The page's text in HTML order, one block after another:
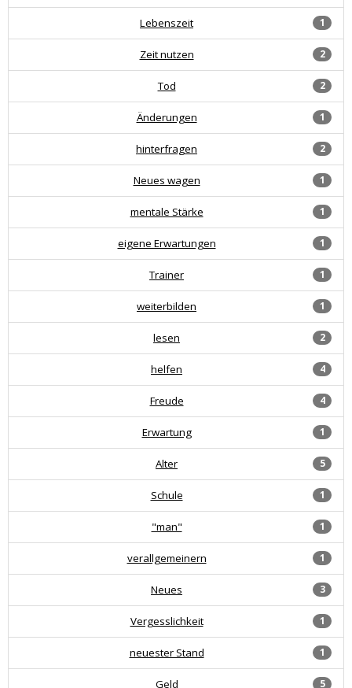
1
Lebenszeit
2
Zeit nutzen
2
Tod
1
Änderungen
2
hinterfragen
1
Neues wagen
1
mentale Stärke
1
eigene Erwartungen
1
Trainer
1
weiterbilden
2
lesen
4
helfen
4
Freude
1
Erwartung
5
Alter
1
Schule
1
"man"
1
verallgemeinern
3
Neues
1
Vergesslichkeit
1
neuester Stand
5
Geld